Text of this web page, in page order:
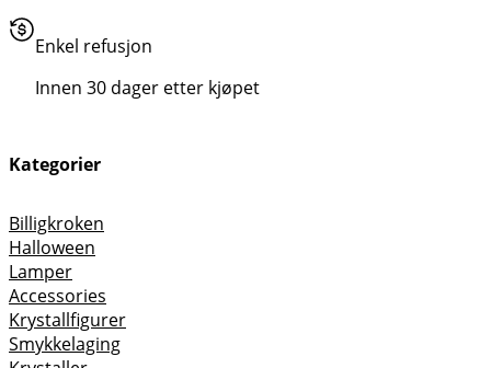
Enkel refusjon
Innen 30 dager etter kjøpet
Kategorier
Billigkroken
Halloween
Lamper
Accessories
Krystallfigurer
Smykkelaging